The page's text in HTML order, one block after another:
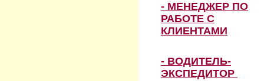
- МЕНЕДЖЕР ПО
РАБОТЕ С
КЛИЕНТАМИ
- ВОДИТЕЛЬ-
ЭКСПЕДИТОР